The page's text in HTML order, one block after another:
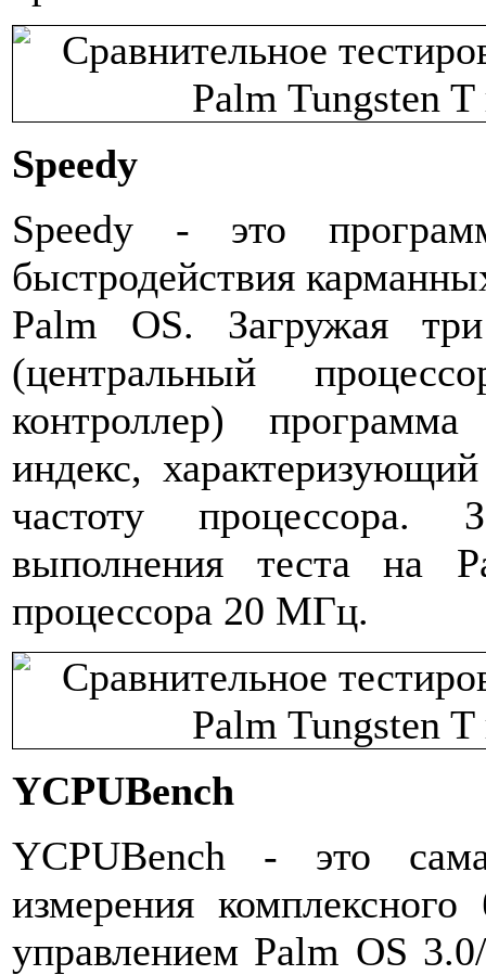
Speedy
Speedy - это
быстродействия
Palm OS. Загружая
(центральный
контроллер)
индекс,
частоту процессора.
выполнения теста на
процессора 20 МГц.
YCPUBench
YCPUBench - это
измерения
управлением Palm OS